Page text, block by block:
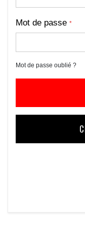
Mot de passe
Mot de passe oublié ?